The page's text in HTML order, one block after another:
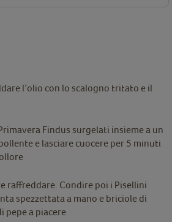
l’olio con lo scalogno tritato e il
Findus surgelati insieme a un
e lasciare cuocere per 5 minuti
raffreddare. Condire poi i Pisellini
spezzettata a mano e briciole di
pepe a piacere